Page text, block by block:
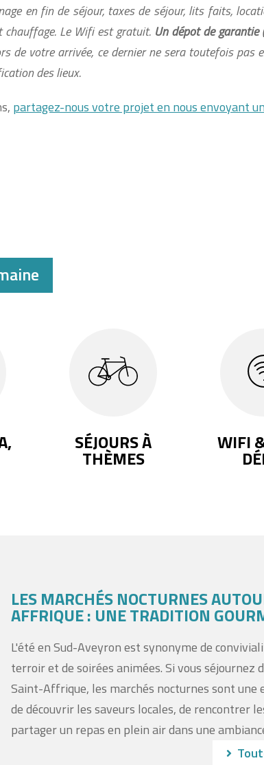
en fin de séjour, taxes de séjour, lits faits,
chauffage. Le Wifi est gratuit. Un dépot de
de votre arrivée, ce dernier ne sera toutefois pas
des lieux.
partagez-nous votre projet en nous envoyant
SÉJOURS À
THÈMES
WIFI
LES MARCHÉS NOCTURNES
AFFRIQUE : UNE TRADITION
L'été en Sud-Aveyron est synonyme de
terroir et de soirées animées. Si vous séjournez
Saint-Affrique, les marchés nocturnes sont une
de découvrir les saveurs locales, de rencontrer
partager un repas en plein air dans une